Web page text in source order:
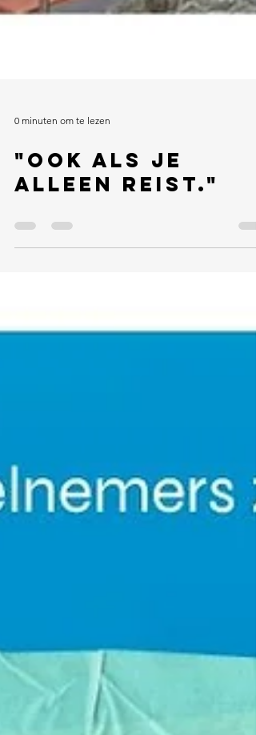
0 minuten om te lezen
"Ook als je
alleen reist."